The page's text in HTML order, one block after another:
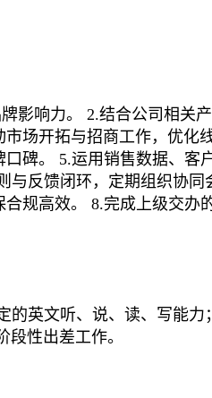
响力。 2.结合公司相关
场开拓与招商工作，优化
碑。 5.运用销售数据、客
反馈闭环，定期组织协同
规高效。 8.完成上级交办
英文听、说、读、写能
性出差工作。